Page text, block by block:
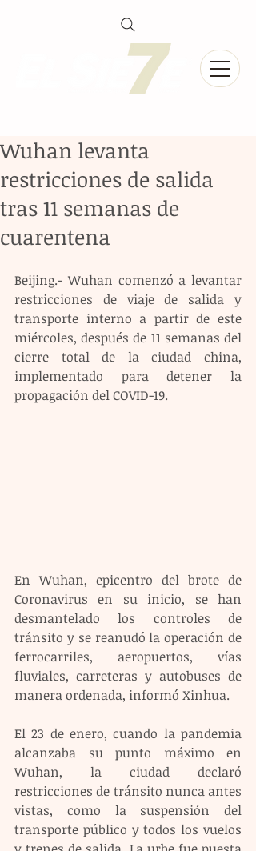
Wuhan levanta
restricciones de salida
tras 11 semanas de
cuarentena
Beijing.- Wuhan comenzó a levantar
restricciones de viaje de salida y
transporte interno a partir de este
miércoles, después de 11 semanas del
cierre total de la ciudad china,
implementado para detener la
propagación del COVID-19.
En Wuhan, epicentro del brote de
Coronavirus en su inicio, se han
desmantelado los controles de
tránsito y se reanudó la operación de
ferrocarriles, aeropuertos, vías
fluviales, carreteras y autobuses de
manera ordenada, informó Xinhua.
El 23 de enero, cuando la pandemia
alcanzaba su punto máximo en
Wuhan, la ciudad declaró
restricciones de tránsito nunca antes
vistas, como la suspensión del
transporte público y todos los vuelos